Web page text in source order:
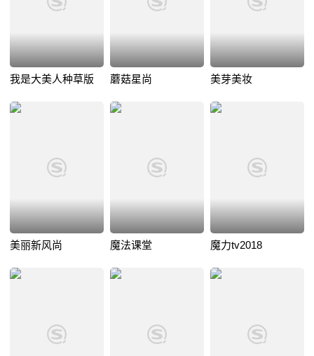
我是大美人种草版 蘑菇星尚 美芽美妆
美丽新风尚 魔法课堂 魔力tv2018